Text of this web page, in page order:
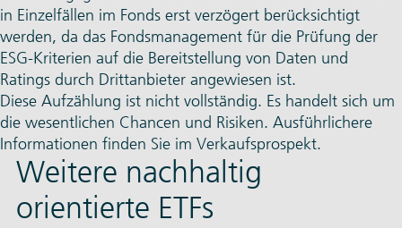
in Einzelfällen im Fonds erst verzögert berücksichtigt
werden, da das Fondsmanagement für die Prüfung der
ESG-Kriterien auf die Bereitstellung von Daten und
Ratings durch Drittanbieter angewiesen ist.
Diese Aufzählung ist nicht vollständig. Es handelt sich um
die wesentlichen Chancen und Risiken. Ausführlichere
Informationen finden Sie im Verkaufsprospekt.
Weitere nachhaltig
orientierte ETFs